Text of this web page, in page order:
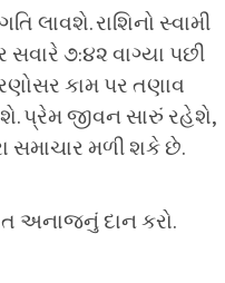
લાવશે. રાશિનો સ્વામી
૭:૪૨ વાગ્યા પછી
કામ પર તણાવ
પ્રેમ જીવન સારું રહેશે,
મળી શકે છે.
અનાજનું દાન કરો.